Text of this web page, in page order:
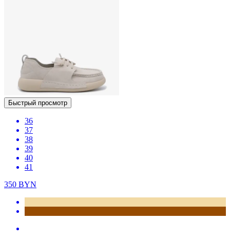
Быстрый просмотр
36
37
38
39
40
41
350 BYN